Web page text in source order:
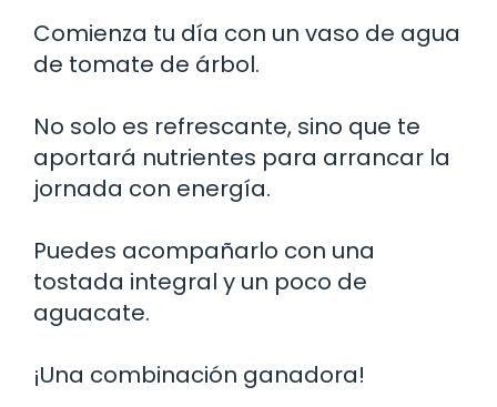
Comienza tu día con un vaso de agua
de tomate de árbol.
No solo es refrescante, sino que te
aportará nutrientes para arrancar la
jornada con energía.
Puedes acompañarlo con una
tostada integral y un poco de
aguacate.
¡Una combinación ganadora!